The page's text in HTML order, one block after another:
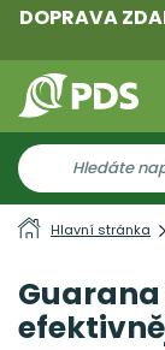
DOPRAVA
Hlavní stránka
Guarana